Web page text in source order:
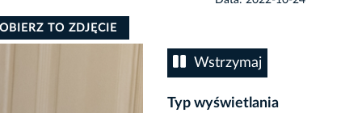
Wstrzymaj
Typ wyświetlania
TO ZDJĘCIE